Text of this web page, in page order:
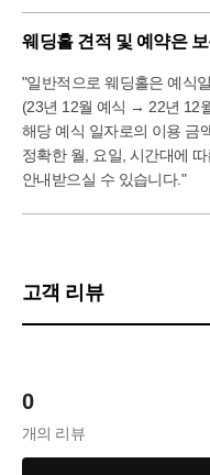
웨딩홀 견적 및 예약은
"일반적으로 웨딩홀은 예식
(23년 12월 예식 → 22년 12
해당 예식 일자로의 이용 금
정확한 월, 요일, 시간대에
안내받으실 수 있습니다."
고객 리뷰
0
개의 리뷰